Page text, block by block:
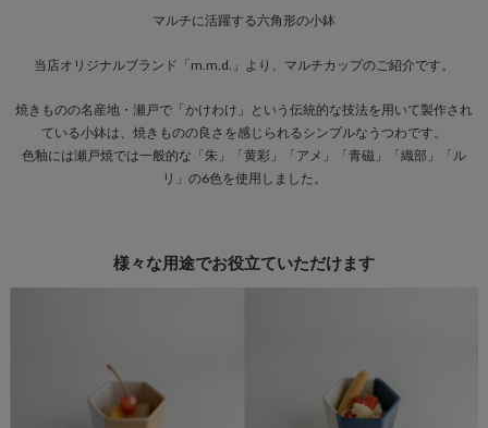
マルチに活躍する六角形の小鉢
当店オリジナルブランド「m.m.d.」より、マルチカップのご紹介です。
焼きものの名産地・瀬戸で「かけわけ」という伝統的な技法を用いて製作され
ている小鉢は、焼きものの良さを感じられるシンプルなうつわです。
色釉には瀬戸焼では一般的な「朱」「黄彩」「アメ」「青磁」「織部」「ル
リ」の6色を使用しました。
様々な用途でお役立ていただけます